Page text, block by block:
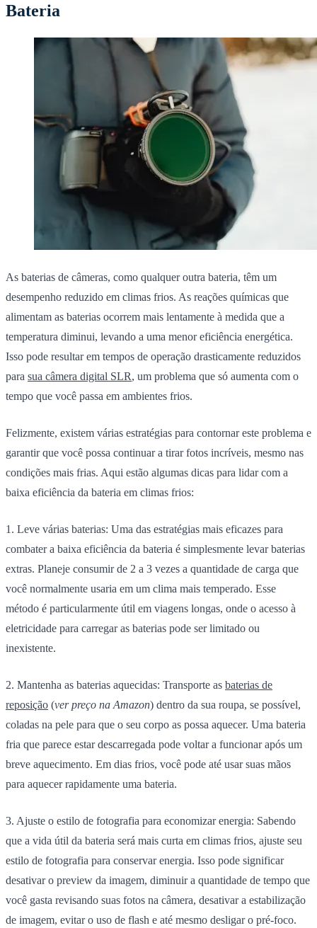
Bateria
As baterias de câmeras, como qualquer outra bateria, têm um
desempenho reduzido em climas frios. As reações químicas que
alimentam as baterias ocorrem mais lentamente à medida que a
temperatura diminui, levando a uma menor eficiência energética.
Isso pode resultar em tempos de operação drasticamente reduzidos
para sua câmera digital SLR, um problema que só aumenta com o
tempo que você passa em ambientes frios.
Felizmente, existem várias estratégias para contornar este problema e
garantir que você possa continuar a tirar fotos incríveis, mesmo nas
condições mais frias. Aqui estão algumas dicas para lidar com a
baixa eficiência da bateria em climas frios:
1. Leve várias baterias: Uma das estratégias mais eficazes para
combater a baixa eficiência da bateria é simplesmente levar baterias
extras. Planeje consumir de 2 a 3 vezes a quantidade de carga que
você normalmente usaria em um clima mais temperado. Esse
método é particularmente útil em viagens longas, onde o acesso à
eletricidade para carregar as baterias pode ser limitado ou
inexistente.
2. Mantenha as baterias aquecidas: Transporte as baterias de
reposição (ver preço na Amazon) dentro da sua roupa, se possível,
coladas na pele para que o seu corpo as possa aquecer. Uma bateria
fria que parece estar descarregada pode voltar a funcionar após um
breve aquecimento. Em dias frios, você pode até usar suas mãos
para aquecer rapidamente uma bateria.
3. Ajuste o estilo de fotografia para economizar energia: Sabendo
que a vida útil da bateria será mais curta em climas frios, ajuste seu
estilo de fotografia para conservar energia. Isso pode significar
desativar o preview da imagem, diminuir a quantidade de tempo que
você gasta revisando suas fotos na câmera, desativar a estabilização
de imagem, evitar o uso de flash e até mesmo desligar o pré-foco.